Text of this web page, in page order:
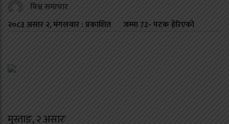
विश्व समाचार
२०८३ असार २, मंगलवार : प्रकाशित
जम्मा72- पटक हेरिएको
मुस्ताङ, २ असारः